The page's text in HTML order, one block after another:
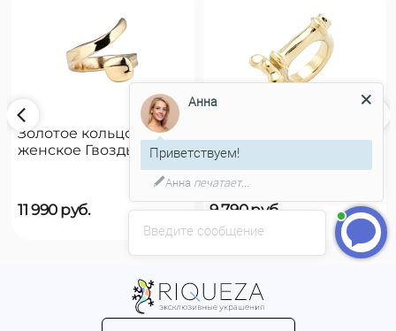
Золотое кольцо
женское Гвоздь
11 990 руб.
женское на руку
UNOde50 Reward
9 790руб.
Введите сообщение
Анна
Приветствуем!
Анна печатает...